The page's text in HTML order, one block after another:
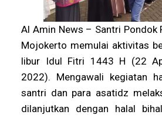
Al Amin News – Santri Pondok
Mojokerto memulai aktivitas
libur Idul Fitri 1443 H (22
2022). Mengawali kegiatan
santri dan para asatidz
dilanjutkan dengan halal